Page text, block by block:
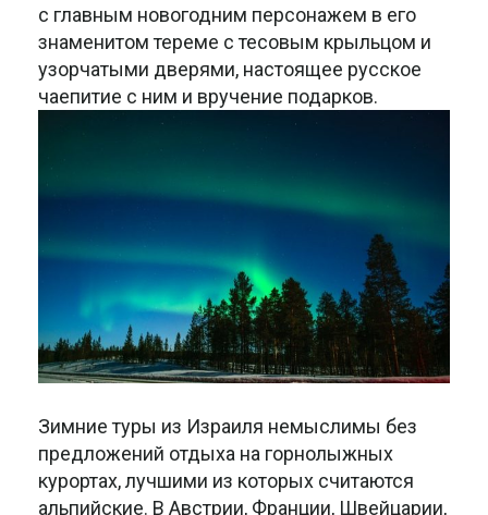
с главным новогодним персонажем в его
знаменитом тереме с тесовым крыльцом и
узорчатыми дверями, настоящее русское
чаепитие с ним и вручение подарков.
Зимние туры из Израиля немыслимы без
предложений отдыха на горнолыжных
курортах, лучшими из которых считаются
альпийские. В Австрии, Франции, Швейцарии,